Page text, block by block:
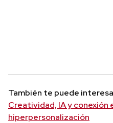
También te puede
Creatividad, IA y conexión
hiperpersonalización